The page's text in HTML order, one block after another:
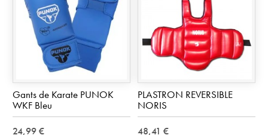
Gants de Karate PUNOK
WKF Bleu
24,99 €
PLASTRON REVERSIBLE
NORIS
48,41 €